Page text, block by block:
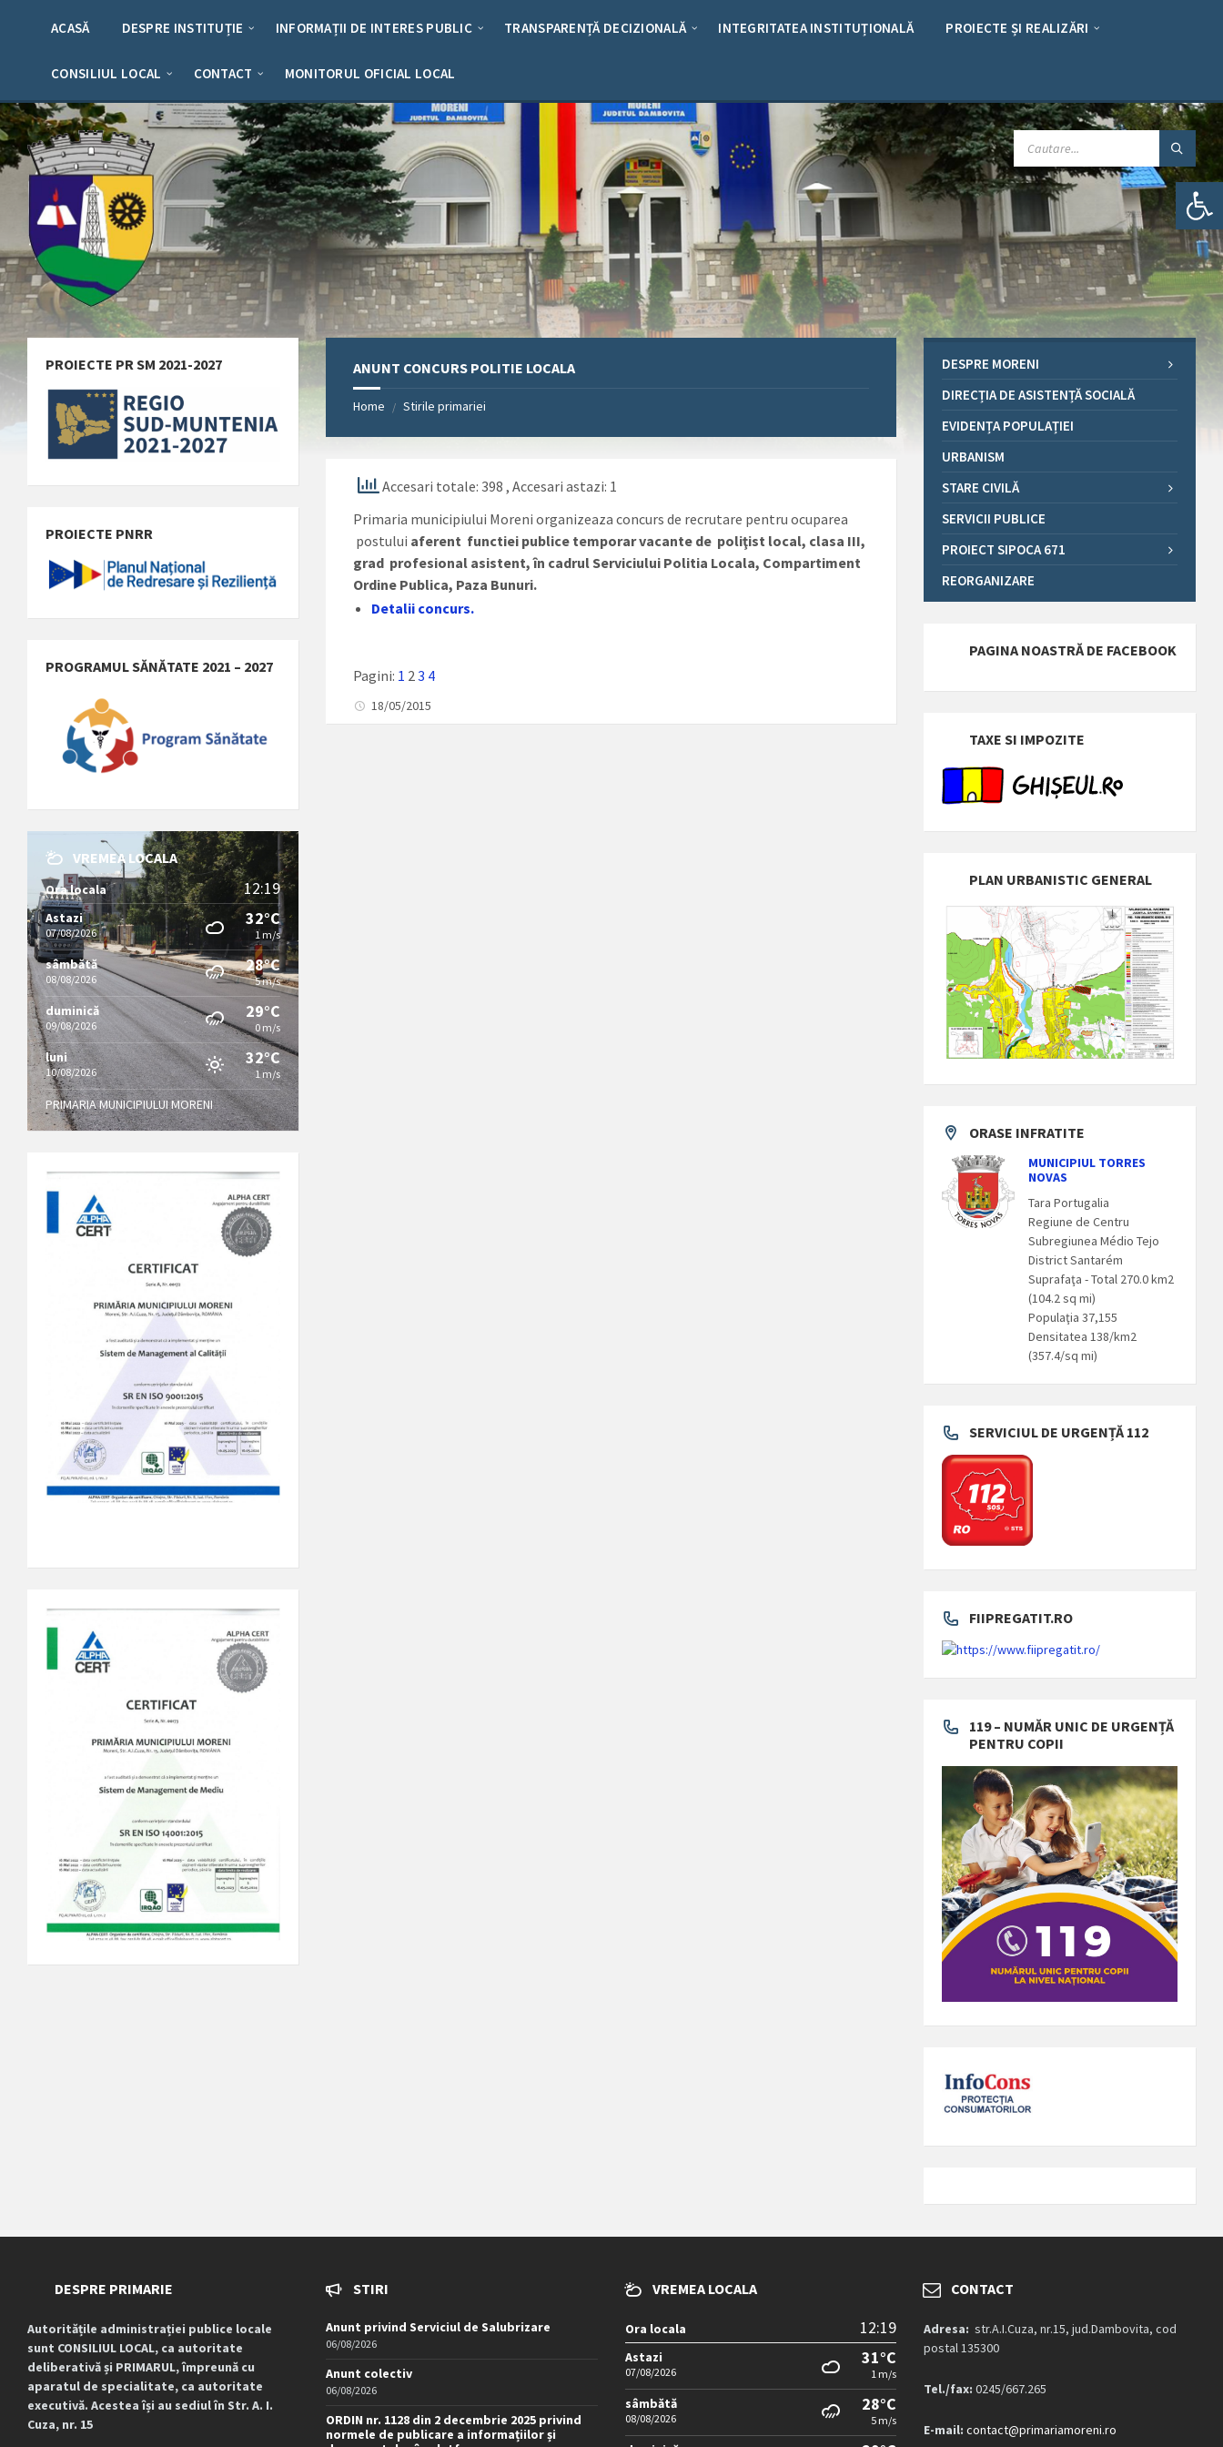
Deschide bara de unelte
ACASĂ DESPRE INSTITUȚIE INFORMAȚII DE INTERES PUBLIC TRANSPARENȚĂ DECIZIONALĂ INTEGRITATEA INSTITUȚIONALĂ PROIECTE ȘI REALIZĂRI
CONSILIUL LOCAL CONTACT MONITORUL OFICIAL LOCAL
CAUTARE:
ANUNT CONCURS POLITIE LOCALA
Home / Stirile primariei
Accesari totale: 398, Accesari astazi: 1
Primaria municipiului Moreni organizeaza concurs de recrutare pentru ocuparea
postului aferent functiei publice temporar vacante de poliţist local, clasa III,
grad profesional asistent, în cadrul Serviciului Politia Locala, Compartiment
Ordine Publica, Paza Bunuri.
Detalii concurs.
Pagini: 1 2 3 4
18/05/2015
PROIECTE PR SM 2021-2027
PROIECTE PNRR
PROGRAMUL SĂNĂTATE 2021 – 2027
VREMEA LOCALA
Ora locala 12:19
Astazi
07/08/2026
32°C
1 m/s
sâmbătă
08/08/2026
28°C
5 m/s
duminică
09/08/2026
29°C
0 m/s
luni
10/08/2026
32°C
1 m/s
PRIMARIA MUNICIPIULUI MORENI
DESPRE MORENI
DIRECȚIA DE ASISTENȚĂ SOCIALĂ
EVIDENȚA POPULAȚIEI
URBANISM
STARE CIVILĂ
SERVICII PUBLICE
PROIECT SIPOCA 671
REORGANIZARE
PAGINA NOASTRĂ DE FACEBOOK
TAXE SI IMPOZITE
PLAN URBANISTIC GENERAL
ORASE INFRATITE
MUNICIPIUL TORRES
NOVAS
Tara Portugalia
Regiune de Centru
Subregiunea Médio Tejo
District Santarém
Suprafaţa - Total 270.0 km2
(104.2 sq mi)
Populaţia 37,155
Densitatea 138/km2
(357.4/sq mi)
SERVICIUL DE URGENȚĂ 112
FIIPREGATIT.RO
119 – NUMĂR UNIC DE URGENȚĂ
PENTRU COPII
DESPRE PRIMARIE
Autoritățile administrației publice locale
sunt CONSILIUL LOCAL, ca autoritate
deliberativă și PRIMARUL, împreună cu
aparatul de specialitate, ca autoritate
executivă. Acestea își au sediul în Str. A. I.
Cuza, nr. 15
STIRI
Anunt privind Serviciul de Salubrizare
06/08/2026
Anunt colectiv
06/08/2026
ORDIN nr. 1128 din 2 decembrie 2025 privind
normele de publicare a informațiilor și
VREMEA LOCALA
Ora locala 12:19
Astazi
07/08/2026
31°C
1 m/s
sâmbătă
08/08/2026
28°C
5 m/s
CONTACT
Adresa: str.A.I.Cuza, nr.15, jud.Dambovita, cod
postal 135300
Tel./fax: 0245/667.265
E-mail: contact@primariamoreni.ro